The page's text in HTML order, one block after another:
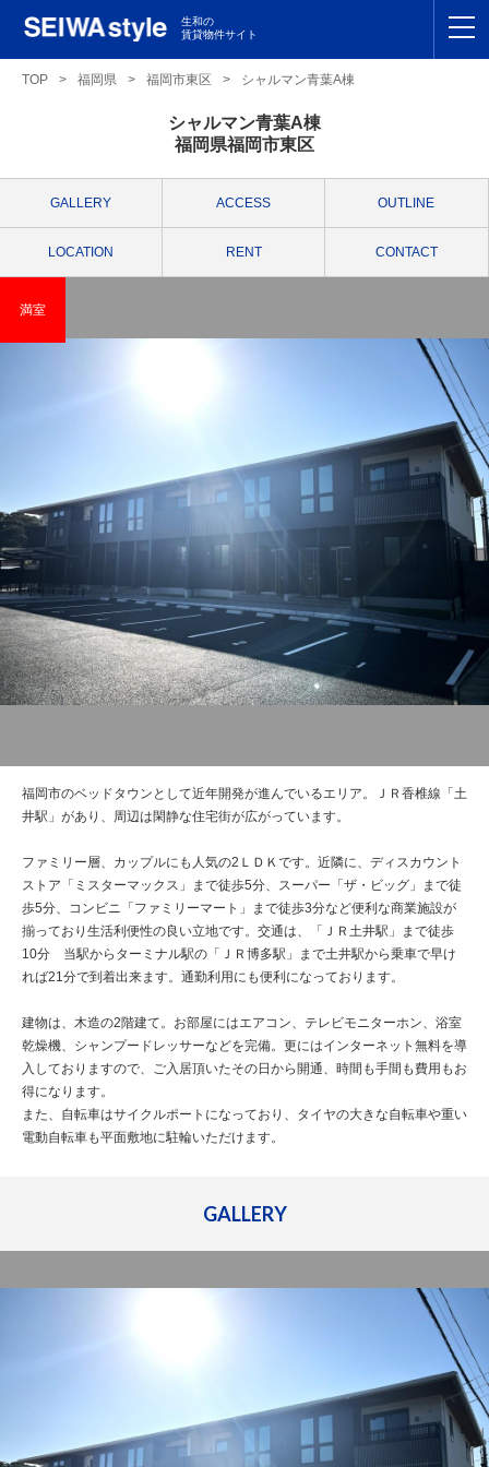
生和の
賃貸物件サイト
TOP
支店一覧
管理建物一覧
企業情報
プライバシー
ポリシー
サイトマップ
閉じる
TOP > 福岡県 > 福岡市東区 > シャルマン青葉A棟
シャルマン青葉A棟
福岡県福岡市東区
GALLERY ACCESS OUTLINE
LOCATION RENT CONTACT
満室
福岡市のベッドタウンとして近年開発が進んでいるエリア。ＪＲ香椎線「土
井駅」があり、周辺は閑静な住宅街が広がっています。
ファミリー層、カップルにも人気の2ＬＤＫです。近隣に、ディスカウント
ストア「ミスターマックス」まで徒歩5分、スーパー「ザ・ビッグ」まで徒
歩5分、コンビニ「ファミリーマート」まで徒歩3分など便利な商業施設が
揃っており生活利便性の良い立地です。交通は、「ＪＲ土井駅」まで徒歩
10分 当駅からターミナル駅の「ＪＲ博多駅」まで土井駅から乗車で早け
れば21分で到着出来ます。通勤利用にも便利になっております。
建物は、木造の2階建て。お部屋にはエアコン、テレビモニターホン、浴室
乾燥機、シャンプードレッサーなどを完備。更にはインターネット無料を導
入しておりますので、ご入居頂いたその日から開通、時間も手間も費用もお
得になります。
また、自転車はサイクルポートになっており、タイヤの大きな自転車や重い
電動自転車も平面敷地に駐輪いただけます。
GALLERY